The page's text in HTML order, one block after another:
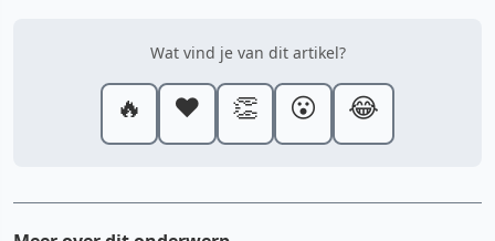
Wat vind je van dit artikel?
🔥 ❤️ 👏 😮 😂